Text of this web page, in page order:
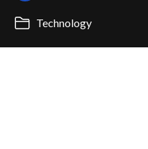
Technology